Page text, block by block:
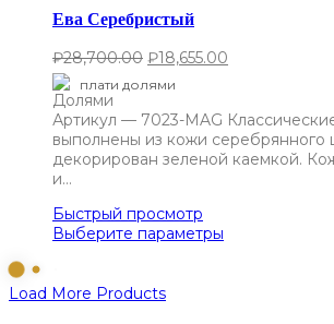
Ева Серебристый
₽28,700.00 ₽18,655.00
плати долями
Артикул — 7023-MAG
выполнены из кожи серебрянного
декорирован зеленой каемкой.
и…
Быстрый просмотр
Выберите параметры
Load More Products